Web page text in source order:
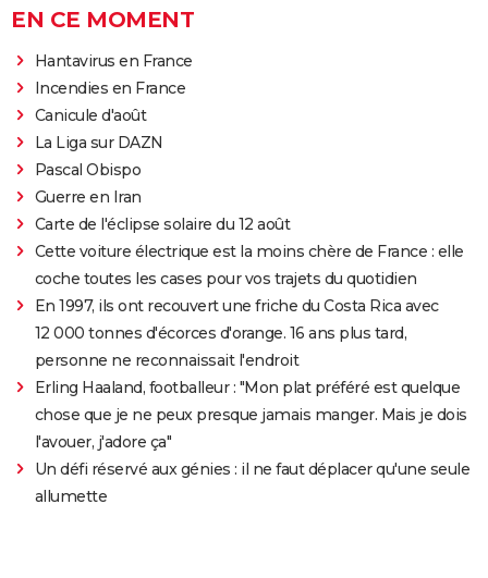
EN CE MOMENT
Hantavirus en France
Incendies en France
Canicule d'août
La Liga sur DAZN
Pascal Obispo
Guerre en Iran
Carte de l'éclipse solaire du 12 août
Cette voiture électrique est la moins chère de France : elle
coche toutes les cases pour vos trajets du quotidien
En 1997, ils ont recouvert une friche du Costa Rica avec
12 000 tonnes d'écorces d'orange. 16 ans plus tard,
personne ne reconnaissait l'endroit
Erling Haaland, footballeur : "Mon plat préféré est quelque
chose que je ne peux presque jamais manger. Mais je dois
l'avouer, j'adore ça"
Un défi réservé aux génies : il ne faut déplacer qu'une seule
allumette